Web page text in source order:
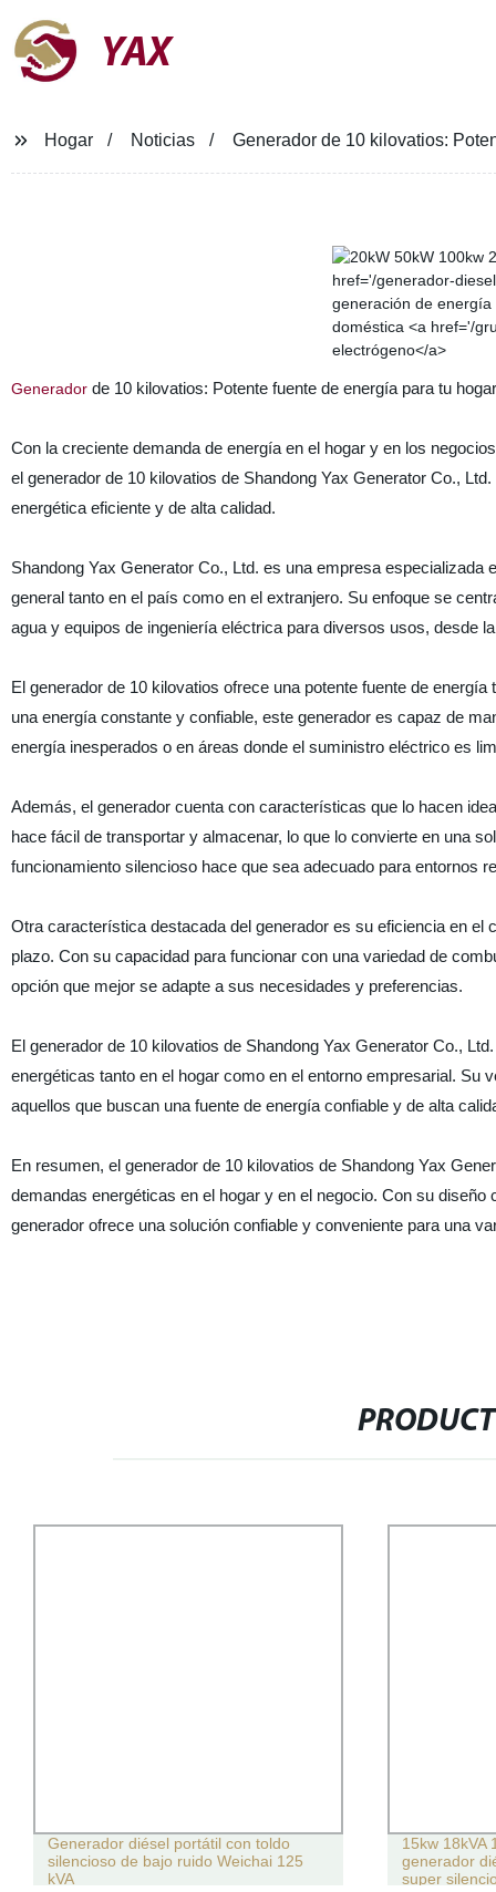
YAX
Hogar Noticias Generador de 10 kilovatios:
Generadorde 10 kilovatios: Potente fuente de energía para tu
Con la creciente demanda de energía en el hogar y en los
el generador de 10 kilovatios de Shandong Yax Generator Co.,
energética eficiente y de alta calidad.
Shandong Yax Generator Co., Ltd. es una empresa
general tanto en el país como en el extranjero. Su enfoque se
agua y equipos de ingeniería eléctrica para diversos usos, desde
El generador de 10 kilovatios ofrece una potente fuente de
una energía constante y confiable, este generador es capaz de
energía inesperados o en áreas donde el suministro eléctrico es
Además, el generador cuenta con características que lo hacen
hace fácil de transportar y almacenar, lo que lo convierte en una
funcionamiento silencioso hace que sea adecuado para entornos
Otra característica destacada del generador es su eficiencia en
plazo. Con su capacidad para funcionar con una variedad de
opción que mejor se adapte a sus necesidades y preferencias.
El generador de 10 kilovatios de Shandong Yax Generator Co.,
energéticas tanto en el hogar como en el entorno empresarial. Su
aquellos que buscan una fuente de energía confiable y de alta
En resumen, el generador de 10 kilovatios de Shandong Yax
demandas energéticas en el hogar y en el negocio. Con su
generador ofrece una solución confiable y conveniente para una
Generador diésel portátil con toldo
silencioso de bajo ruido Weichai 125
kVA
15kw 18kVA
generador
super